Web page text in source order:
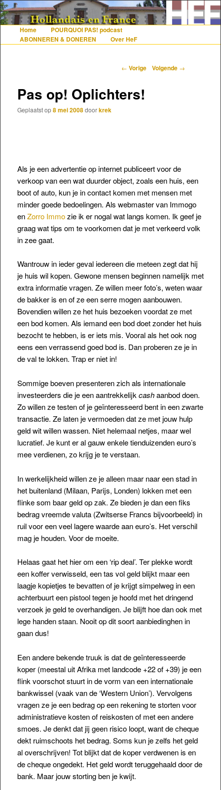
De gezelligste website voor Nederlanders die iets met Frankrijk hebben
HoofdmenuSpring naar de primaire inhoud
Spring naar de secundaire inhoud
Home
POURQUOI PAS! podcast
ABONNEREN & DONEREN
Over HeF
Berichtnavigatie
← Vorige Volgende →
Pas op! Oplichters!
Geplaatst op8 mei 2008doorkrek
Als je een advertentie op internet publiceert voor de
verkoop van een wat duurder object, zoals een huis, een
boot of auto, kun je in contact komen met mensen met
minder goede bedoelingen. Als webmaster van Immogo
enZorro Immozie ik er nogal wat langs komen. Ik geef je
graag wat tips om te voorkomen dat je met verkeerd volk
in zee gaat.
Wantrouw in ieder geval iedereen die meteen zegt dat hij
je huis wil kopen. Gewone mensen beginnen namelijk met
extra informatie vragen. Ze willen meer foto’s, weten waar
de bakker is en of ze een serre mogen aanbouwen.
Bovendien willen ze het huis bezoeken voordat ze met
een bod komen. Als iemand een bod doet zonder het huis
bezocht te hebben, is er iets mis. Vooral als het ook nog
eens een verrassend goed bod is. Dan proberen ze je in
de val te lokken. Trap er niet in!
Sommige boeven presenteren zich als internationale
investeerders die je een aantrekkelijk cashaanbod doen.
Zo willen ze testen of je geïnteresseerd bent in een zwarte
transactie. Ze laten je vermoeden dat ze met jouw hulp
geld wit willen wassen. Niet helemaal netjes, maar wel
lucratief. Je kunt er al gauw enkele tienduizenden euro’s
mee verdienen, zo krijg je te verstaan.
In werkelijkheid willen ze je alleen maar naar een stad in
het buitenland (Milaan, Parijs, Londen) lokken met een
flinke som baar geld op zak. Ze bieden je dan een fiks
bedrag vreemde valuta (Zwitserse Francs bijvoorbeeld) in
ruil voor een veel lagere waarde aan euro’s. Het verschil
mag je houden. Voor de moeite.
Helaas gaat het hier om een ‘rip deal’. Ter plekke wordt
een koffer verwisseld, een tas vol geld blijkt maar een
laagje kopietjes te bevatten of je krijgt simpelweg in een
achterbuurt een pistool tegen je hoofd met het dringend
verzoek je geld te overhandigen. Je blijft hoe dan ook met
lege handen staan. Nooit op dit soort aanbiedinghen in
gaan dus!
Een andere bekende truuk is dat de geïnteresseerde
koper (meestal uit Afrika met landcode +22 of +39) je een
flink voorschot stuurt in de vorm van een internationale
bankwissel (vaak van de ‘Western Union’). Vervolgens
vragen ze je een bedrag op een rekening te storten voor
administratieve kosten of reiskosten of met een andere
smoes. Je denkt dat jij geen risico loopt, want de cheque
dekt ruimschoots het bedrag. Soms kun je zelfs het geld
al overschrijven! Tot blijkt dat de koper verdwenen is en
de cheque ongedekt. Het geld wordt teruggehaald door de
bank. Maar jouw storting ben je kwijt.